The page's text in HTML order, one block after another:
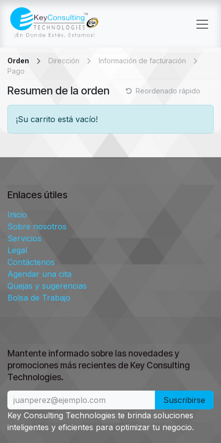
Ir al contenido
Orden Dirección
Información de facturación
Pago
Resumen de la orden Reordenado rápido
¡Su carrito está vacío!
Enlaces útiles
Inicio
Sobre nosotros
Servicios
Legal
Contáctenos
Agendar una cita
Quejas y sugerencias
Bolsa de Trabajo
Mantente informado sobre las novedades y
promociones más recientes de Key Consulting
Technologies.
Suscribirse
Key Consulting Technologies te brinda soluciones
inteligentes y eficientes para optimizar tu negocio.